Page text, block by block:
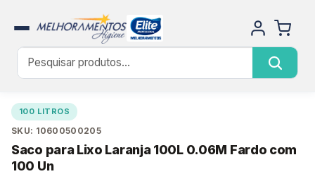
100 LITROS
SKU: 10600500205
Saco para Lixo Laranja 100L 0.06M Fardo com
100 Un